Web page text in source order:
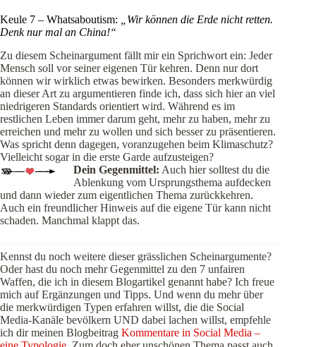
Keule 7 – Whatsaboutism:
„Wir können die Erde nicht retten.
Denk nur mal an China!“
Zu diesem Scheinargument fällt mir ein Sprichwort ein: Jeder
Mensch soll vor seiner eigenen Tür kehren. Denn nur dort
können wir wirklich etwas bewirken. Besonders merkwürdig
an dieser Art zu argumentieren finde ich, dass sich hier an viel
niedrigeren Standards orientiert wird. Während es im
restlichen Leben immer darum geht, mehr zu haben, mehr zu
erreichen und mehr zu wollen und sich besser zu präsentieren.
Was spricht denn dagegen, voranzugehen beim Klimaschutz?
Vielleicht sogar in die erste Garde aufzusteigen?
Dein Gegenmittel: Auch hier solltest du die
Ablenkung vom Ursprungsthema aufdecken
und dann wieder zum eigentlichen Thema zurückkehren.
Auch ein freundlicher Hinweis auf die eigene Tür kann nicht
schaden. Manchmal klappt das.
Kennst du noch weitere dieser grässlichen Scheinargumente?
Oder hast du noch mehr Gegenmittel zu den 7 unfairen
Waffen, die ich in diesem Blogartikel genannt habe? Ich freue
mich auf Ergänzungen und Tipps. Und wenn du mehr über
die merkwürdigen Typen erfahren willst, die die Social
Media-Kanäle bevölkern UND dabei lachen willst, empfehle
ich dir meinen Blogbeitrag Kommentare in Social Media –